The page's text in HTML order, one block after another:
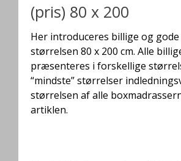
(pris) 80 x 200
Her introduceres billige og
størrelsen 80 x 200 cm. Alle
præsenteres i forskellige
“mindste” størrelser
størrelsen af alle
artiklen.